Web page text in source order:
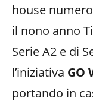
house
il nono anno
Serie A2 e di
l’iniziativa GO
portando in